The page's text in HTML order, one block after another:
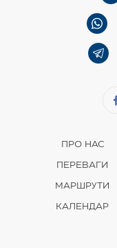
ПРО НАС
ПЕРЕВАГИ
МАРШРУТИ
КАЛЕНДАР